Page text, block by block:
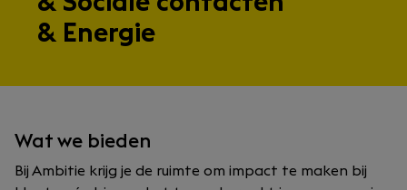
& Energie
Wat we bieden
Bij Ambitie krijg je de ruimte om impact te maken bij